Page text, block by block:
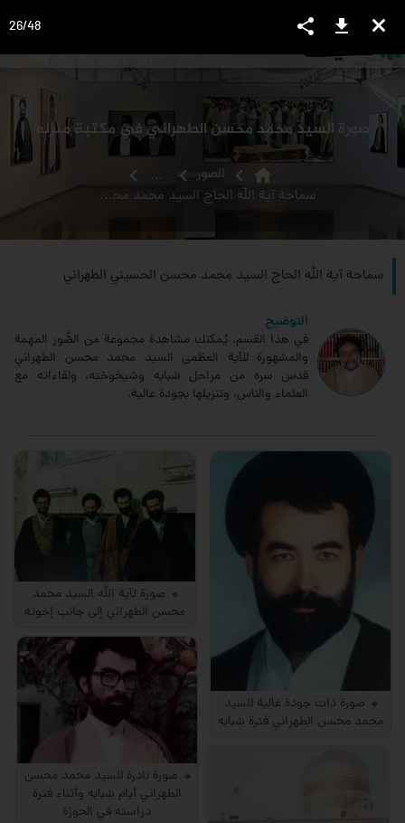
view_headline
صورة السيد محمد محسن الطهراني في مكتبة منزله
home الصور
...
سماحة آية الله الحاج السيد محمد محسن الحسيني الطهراني
سماحة آية الله الحاج السيد محمد محسن الحسيني الطهراني
التوضيح
في هذا القسم، يُمكنك مشاهدة مجموعة من الصُّور المهمة
والمشهورة للآية العظمى السيد محمد محسن الطهراني
قدس سره من مراحل شبابه وشيخوخته، ولقاءاته مع
العلماء والناس، وتنزيلها بجودة عالية.
صورة ذات جودة عالية للسيد
محمد محسن الطهراني فترة شبابه
صورة لآية الله السيد محمد
محسن الطهراني إلى جانب إخوته
صورة نادرة للسيد محمد محسن
الطهراني أيام شبابه وأثناء فترة
دراسته في الحوزة
close
download
share
26/48